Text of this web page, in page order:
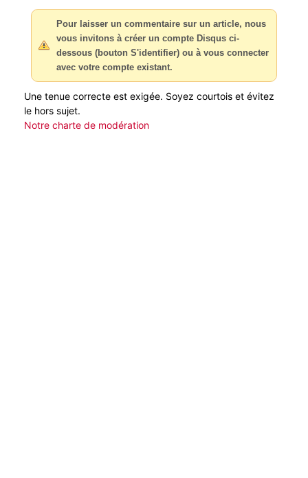
Pour laisser un commentaire sur un article, nous
vous invitons à créer un compte Disqus ci-
dessous (bouton S'identifier) ou à vous connecter
avec votre compte existant.
Une tenue correcte est exigée. Soyez courtois et évitez
le hors sujet.
Notre charte de modération